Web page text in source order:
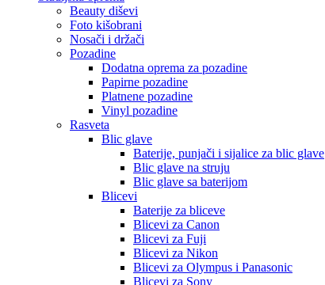
Beauty diševi
Foto kišobrani
Nosači i držači
Pozadine
Dodatna oprema za pozadine
Papirne pozadine
Platnene pozadine
Vinyl pozadine
Rasveta
Blic glave
Baterije, punjači i sijalice za blic glave
Blic glave na struju
Blic glave sa baterijom
Blicevi
Baterije za bliceve
Blicevi za Canon
Blicevi za Fuji
Blicevi za Nikon
Blicevi za Olympus i Panasonic
Blicevi za Sony